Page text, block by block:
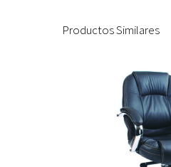
Productos Similares